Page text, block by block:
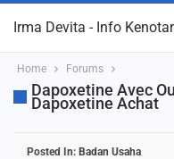
Irma Devita - Info
Home Forums
Dapoxetine Avec
Dapoxetine Achat
Posted In: Badan Usaha